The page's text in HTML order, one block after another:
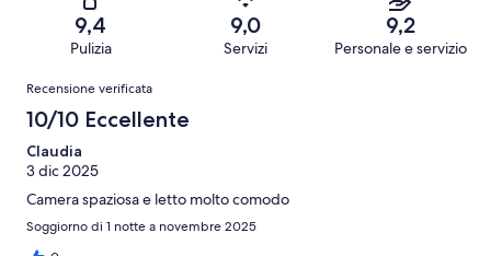
recensioni
recensioni
recensioni
Terribile.
su
recensioni
9,4
Pulizia
9,0
Servizi
9,2
Personale e servizio
Recensioni
Recensione verificata
10/10 Eccellente
Claudia
3 dic 2025
Camera spaziosa e letto molto comodo
Soggiorno di 1 notte a novembre 2025